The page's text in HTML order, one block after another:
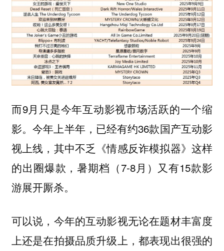
而9月只是今年互动影视市场活跃的一个缩
影。今年上半年，已经有约36款国产互动影
视上线，其中不乏《情感反诈模拟器》这样
的出圈爆款，暑期档（7-8月）又有15款影
游展开厮杀。
可以说，今年的互动影视无论在题材丰富度
上还是在拍摄品质升级上，都表现出很强的